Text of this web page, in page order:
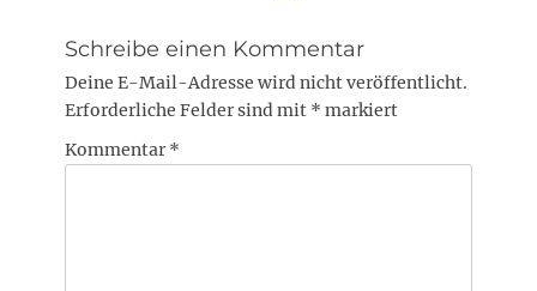
Schreibe einen Kommentar
Deine E-Mail-Adresse wird nicht veröffentlicht.
Erforderliche Felder sind mit * markiert
Kommentar *